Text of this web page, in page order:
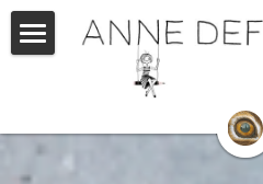
Autrice Illustratrice